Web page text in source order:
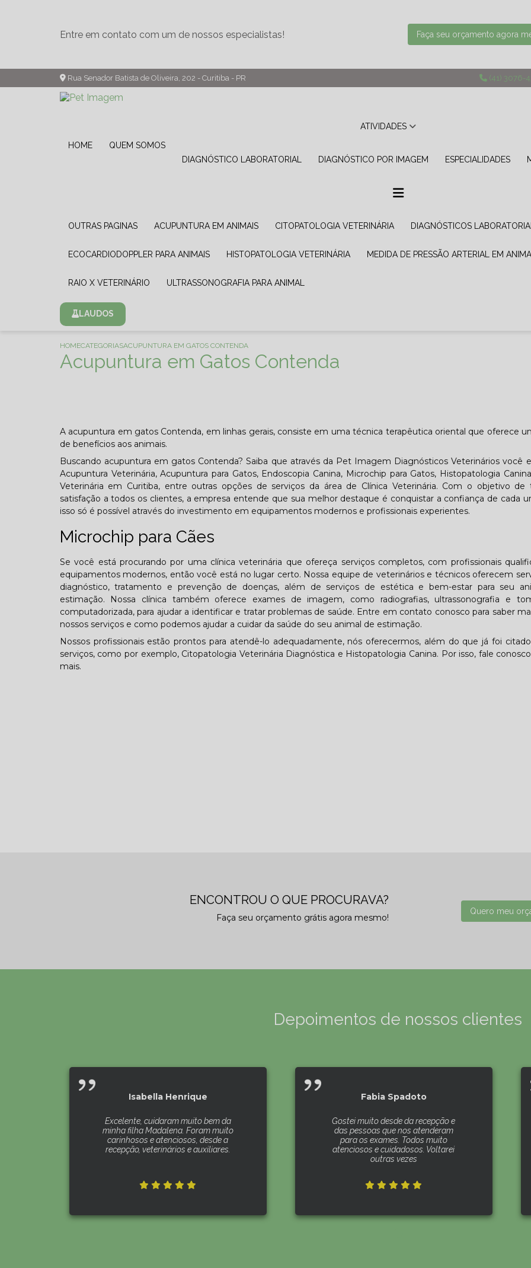
Entre em contato com um de nossos especialistas! Faça seu orçamento agora
Rua Senador Batista de Oliveira, 202 - Curitiba - PR (41) 3076-
HOME QUEM SOMOS
ATIVIDADES
DIAGNÓSTICO LABORATORIAL DIAGNÓSTICO POR IMAGEM ESPECIALIDADES
OUTRAS PAGINAS ACUPUNTURA EM ANIMAIS CITOPATOLOGIA VETERINÁRIA DIAGNÓSTICOS
ECOCARDIODOPPLER PARA ANIMAIS HISTOPATOLOGIA VETERINÁRIA MEDIDA DE PRESSÃO ARTERIAL EM
RAIO X VETERINÁRIO ULTRASSONOGRAFIA PARA ANIMAL
LAUDOS
HOMECATEGORIASACUPUNTURA EM GATOS CONTENDA
Acupuntura em Gatos Contenda
A acupuntura em gatos Contenda, em linhas gerais, consiste em uma técnica terapêutica oriental que oferece
de benefícios aos animais.
Buscando acupuntura em gatos Contenda? Saiba que através da Pet Imagem Diagnósticos Veterinários você
Acupuntura Veterinária, Acupuntura para Gatos, Endoscopia Canina, Microchip para Gatos, Histopatologia
Veterinária em Curitiba, entre outras opções de serviços da área de Clínica Veterinária. Com o objetivo de
satisfação a todos os clientes, a empresa entende que sua melhor destaque é conquistar a confiança de cada
isso só é possível através do investimento em equipamentos modernos e profissionais experientes.
Microchip para Cães
Se você está procurando por uma clínica veterinária que ofereça serviços completos, com profissionais
equipamentos modernos, então você está no lugar certo. Nossa equipe de veterinários e técnicos oferecem
diagnóstico, tratamento e prevenção de doenças, além de serviços de estética e bem-estar para seu
estimação. Nossa clínica também oferece exames de imagem, como radiografias, ultrassonografia e
computadorizada, para ajudar a identificar e tratar problemas de saúde. Entre em contato conosco para saber
nossos serviços e como podemos ajudar a cuidar da saúde do seu animal de estimação.
Nossos profissionais estão prontos para atendê-lo adequadamente, nós oferecermos, além do que já foi
serviços, como por exemplo, Citopatologia Veterinária Diagnóstica e Histopatologia Canina. Por isso, fale
mais.
ENCONTROU O QUE PROCURAVA?
Faça seu orçamento grátis agora mesmo!
Quero meu
Depoimentos de nossos clientes
Isabella Henrique
Excelente, cuidaram muito bem da
minha filha Madalena. Foram muito
carinhosos e atenciosos, desde a
recepção, veterinários e auxiliares.
Fabia Spadoto
Gostei muito desde da recepção e
das pessoas que nos atenderam
para os exames. Todos muito
atenciosos e cuidadosos. Voltarei
outras vezes